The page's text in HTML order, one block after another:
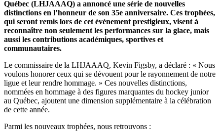
Québec (LHJAAAQ) a annoncé une série de nouvelles
distinctions en l’honneur de son 35e anniversaire. Ces trophées,
qui seront remis lors de cet événement prestigieux, visent à
reconnaître non seulement les performances sur la glace, mais
aussi les contributions académiques, sportives et
communautaires.
Le commissaire de la LHJAAAQ, Kevin Figsby, a déclaré : « Nous
voulons honorer ceux qui se dévouent pour le rayonnement de notre
ligue et leur rendre hommage. » Ces nouvelles distinctions,
nommées en hommage à des figures marquantes du hockey junior
au Québec, ajoutent une dimension supplémentaire à la célébration
de cette année.
Parmi les nouveaux trophées, nous retrouvons :